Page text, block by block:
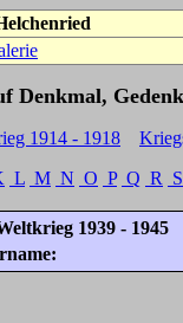
Denkmal,
1914 - 1918
L M N O P Q R S
1939 - 1945